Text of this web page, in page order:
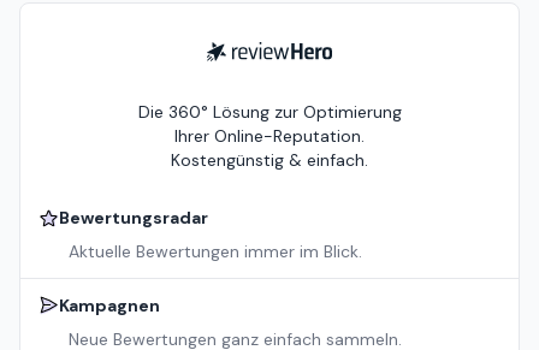
ReviewHero
Die 360° Lösung zur Optimierung
Ihrer Online-Reputation.
Kostengünstig & einfach.
Bewertungsradar
Aktuelle Bewertungen immer im Blick.
Kampagnen
Neue Bewertungen ganz einfach sammeln.